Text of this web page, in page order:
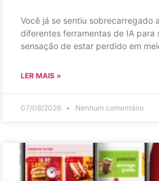
Você já se sentiu sobrecarregado
diferentes ferramentas de IA para
sensação de estar perdido em
LER MAIS »
07/08/2026 Nenhum comentário